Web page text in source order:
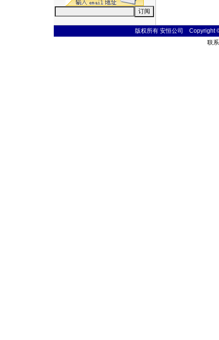
版权所有 安恒公司 Copyright
联